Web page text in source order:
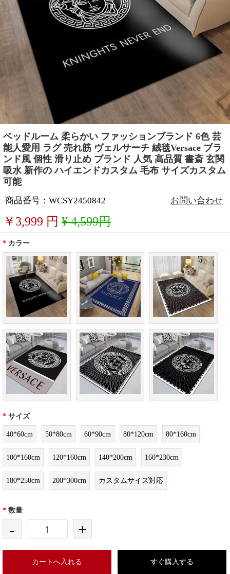
ベッドルーム 柔らかい ファッションブランド 6色 芸
能人愛用 ラグ 売れ筋 ヴェルサーチ 絨毯Versace ブラ
ンド風 個性 滑り止め ブランド 人気 高品質 書斎 玄関
吸水 新作の ハイエンドカスタム 毛布 サイズカスタム
可能
商品番号：WCSY2450842 お問い合わせ
￥ 3,999 円 ¥ 4,599円
* カラー
* サイズ
40*60cm 50*80cm 60*90cm 80*120cm 80*160cm
100*160cm 120*160cm 140*200cm 160*230cm
180*250cm 200*300cm カスタムサイズ対応
* 数量
- +
カートへ入れる すぐ購入する